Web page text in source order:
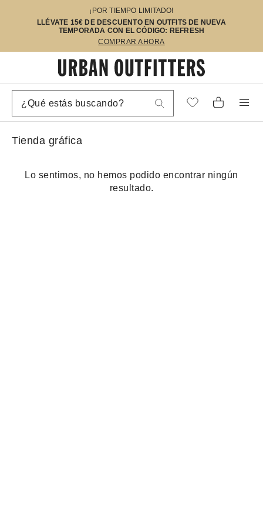
¡POR TIEMPO LIMITADO!
LLÉVATE 15€ DE DESCUENTO EN OUTFITS DE NUEVA
TEMPORADA CON EL CÓDIGO: REFRESH
COMPRAR AHORA
Tienda gráfica
Lo sentimos, no hemos podido encontrar ningún
resultado.